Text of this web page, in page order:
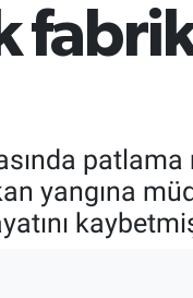
patlama
yangına